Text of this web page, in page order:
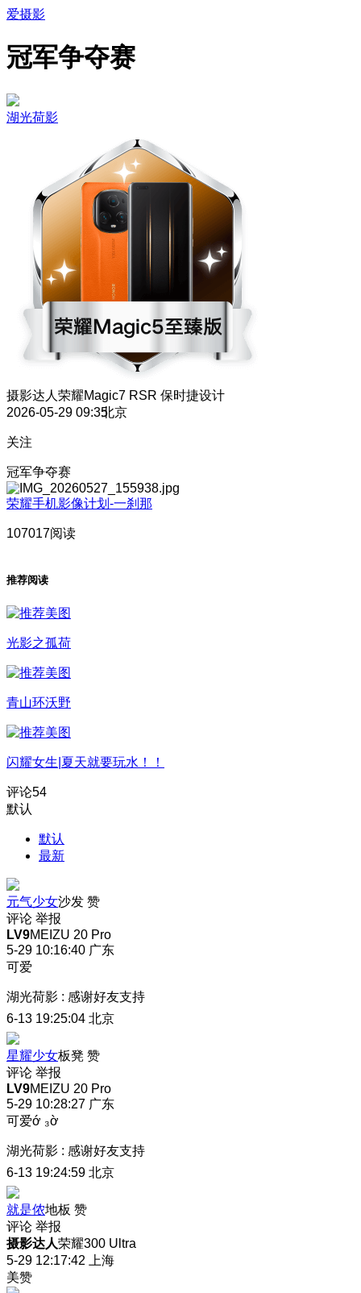
爱摄影
冠军争夺赛
湖光荷影
摄影达人 荣耀Magic7 RSR 保时捷设计
2026-05-29 09:35北京
关注
冠军争夺赛
荣耀手机影像计划-一刹那
107017阅读
推荐阅读
光影之孤荷
青山环沃野
闪耀女生|夏天就要玩水！！
评论54
默认
默认
最新
元气少女沙发 赞
评论 举报
LV9MEIZU 20 Pro
5-29 10:16:40 广东
可爱
湖光荷影 : 感谢好友支持
6-13 19:25:04 北京
星耀少女板凳 赞
评论 举报
LV9MEIZU 20 Pro
5-29 10:28:27 广东
可爱ớ ₃ờ
湖光荷影 : 感谢好友支持
6-13 19:24:59 北京
就是侬地板 赞
评论 举报
摄影达人荣耀300 Ultra
5-29 12:17:42
上海
美赞